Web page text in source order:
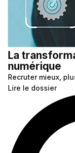
La
numérique
Recruter mieux,
Lire le dossier